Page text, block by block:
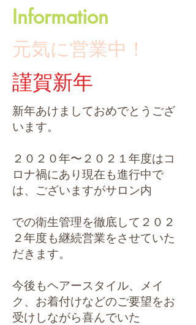
Information
元気に営業中！
​謹賀新年
新年あけましておめでとうござ
います。
２０２０年〜２０２１年度はコ
ロナ禍にあり現在も進行中で
は、ございますがサロン内
での衛生管理を徹底して２０２
２年度も継続営業をさせていた
だきます。
今後もヘアースタイル、メイ
ク、お着付けなどのご要望をお
受けしながら喜んでいた